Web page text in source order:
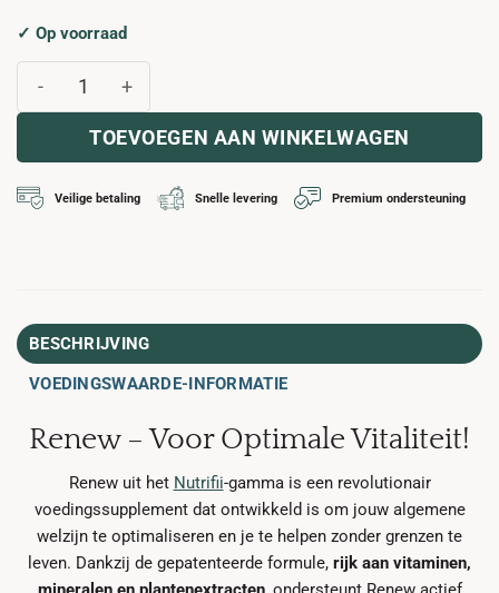
✓ Op voorraad
NUTRIFII™ RENEW aantal
TOEVOEGEN AAN WINKELWAGEN
Veilige betaling Snelle levering Premium ondersteuning
BESCHRIJVING
VOEDINGSWAARDE-INFORMATIE
Renew – Voor Optimale Vitaliteit!
Renew uit het Nutrifii-gamma is een revolutionair
voedingssupplement dat ontwikkeld is om jouw algemene
welzijn te optimaliseren en je te helpen zonder grenzen te
leven. Dankzij de gepatenteerde formule, rijk aan vitaminen,